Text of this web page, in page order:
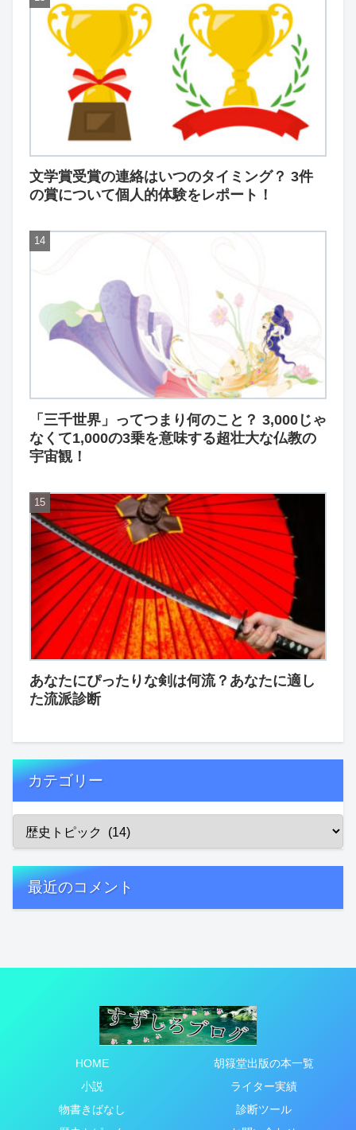
文学賞受賞の連絡はいつのタイミング？ 3件
の賞について個人的体験をレポート！
「三千世界」ってつまり何のこと？ 3,000じゃ
なくて1,000の3乗を意味する超壮大な仏教の
宇宙観！
あなたにぴったりな剣は何流？あなたに適し
た流派診断
カテゴリー
最近のコメント
HOME
胡簶堂出版の本一覧
小説
ライター実績
物書きばなし
診断ツール